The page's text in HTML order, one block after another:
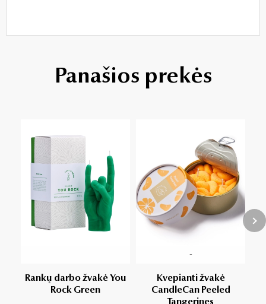
Panašios prekės
Rankų darbo žvakė You
Rock Green
-
Kvepianti žvakė
CandleCan Peeled